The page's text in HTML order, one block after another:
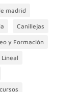
madrid
Canillejas
y Formación
cursos